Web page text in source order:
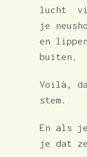
lucht
je
en
buiten.
Voilà,
stem.
En als
je dat